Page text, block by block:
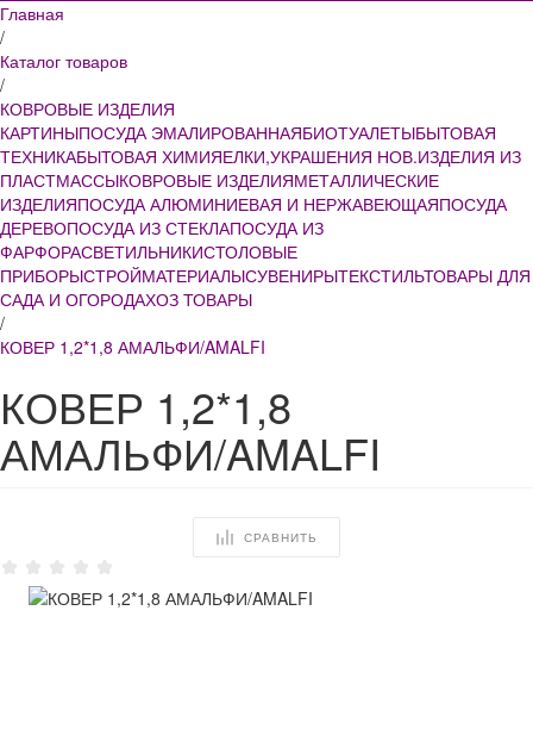
Главная
/
Каталог товаров
/
КОВРОВЫЕ ИЗДЕЛИЯ
КАРТИНЫПОСУДА ЭМАЛИРОВАННАЯБИОТУАЛЕТЫБЫТОВАЯ
ТЕХНИКАБЫТОВАЯ ХИМИЯЕЛКИ,УКРАШЕНИЯ НОВ.ИЗДЕЛИЯ ИЗ
ПЛАСТМАССЫКОВРОВЫЕ ИЗДЕЛИЯМЕТАЛЛИЧЕСКИЕ
ИЗДЕЛИЯПОСУДА АЛЮМИНИЕВАЯ И НЕРЖАВЕЮЩАЯПОСУДА
ДЕРЕВОПОСУДА ИЗ СТЕКЛАПОСУДА ИЗ
ФАРФОРАСВЕТИЛЬНИКИСТОЛОВЫЕ
ПРИБОРЫСТРОЙМАТЕРИАЛЫСУВЕНИРЫТЕКСТИЛЬТОВАРЫ ДЛЯ
САДА И ОГОРОДАХОЗ ТОВАРЫ
/
КОВЕР 1,2*1,8 АМАЛЬФИ/AMALFI
КОВЕР 1,2*1,8
АМАЛЬФИ/AMALFI
СРАВНИТЬ